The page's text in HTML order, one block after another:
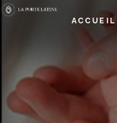
ACCUEIL